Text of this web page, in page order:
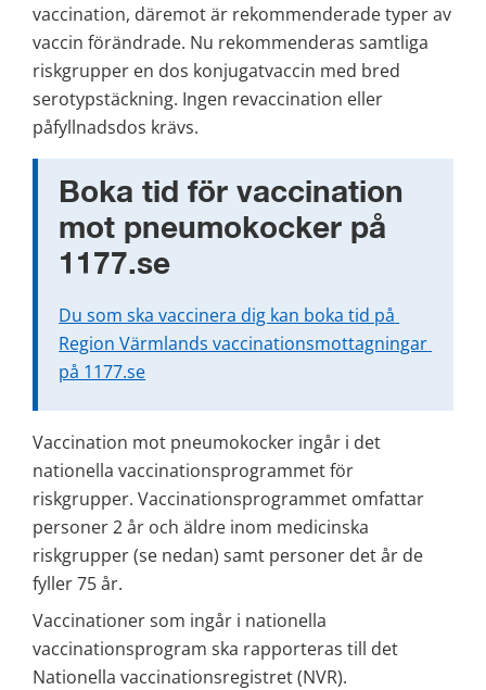
vaccination, däremot är rekommenderade typer av
vaccin förändrade. Nu rekommenderas samtliga
riskgrupper en dos konjugatvaccin med bred
serotypstäckning. Ingen revaccination eller
påfyllnadsdos krävs.
Boka tid för vaccination
mot pneumokocker på
1177.se
Du som ska vaccinera dig kan boka tid på
Region Värmlands vaccinationsmottagningar
på 1177.se
Vaccination mot pneumokocker ingår i det
nationella vaccinationsprogrammet för
riskgrupper. Vaccinationsprogrammet omfattar
personer 2 år och äldre inom medicinska
riskgrupper (se nedan) samt personer det år de
fyller 75 år.
Vaccinationer som ingår i nationella
vaccinationsprogram ska rapporteras till det
Nationella vaccinationsregistret (NVR).